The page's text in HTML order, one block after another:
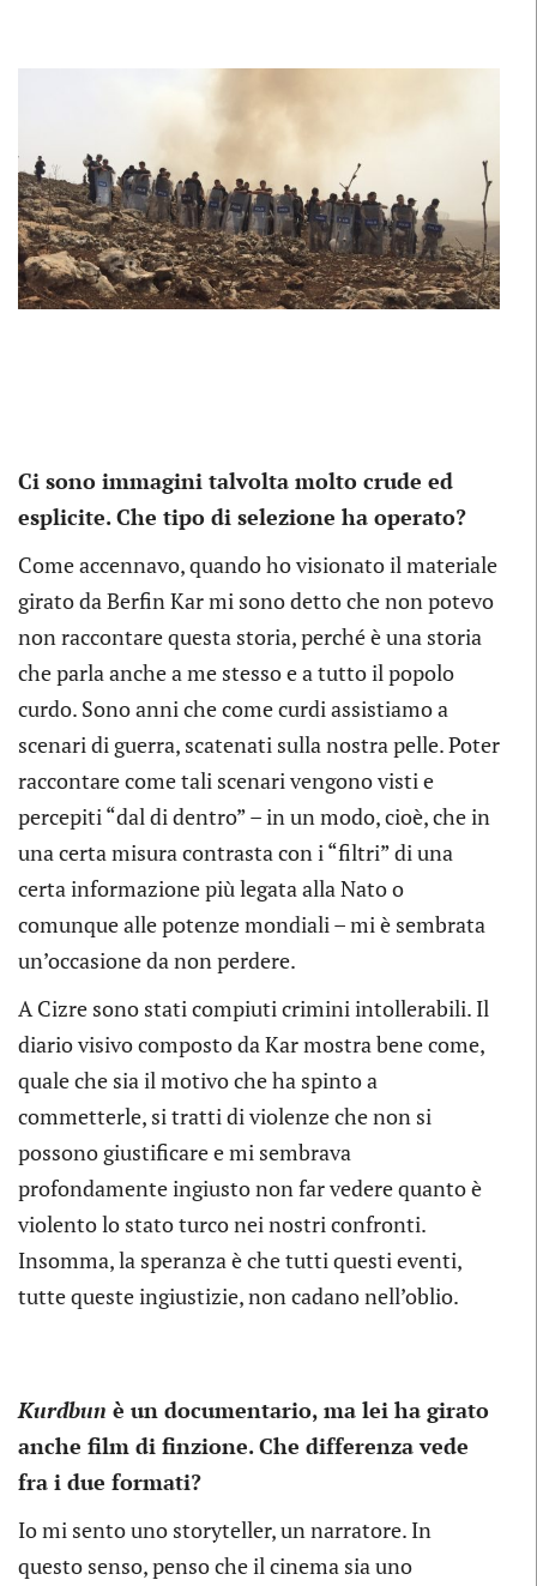
Ci sono immagini talvolta molto crude ed
esplicite. Che tipo di selezione ha operato?
Come accennavo, quando ho visionato il materiale
girato da Berfin Kar mi sono detto che non potevo
non raccontare questa storia, perché è una storia
che parla anche a me stesso e a tutto il popolo
curdo. Sono anni che come curdi assistiamo a
scenari di guerra, scatenati sulla nostra pelle. Poter
raccontare come tali scenari vengono visti e
percepiti “dal di dentro” – in un modo, cioè, che in
una certa misura contrasta con i “filtri” di una
certa informazione più legata alla Nato o
comunque alle potenze mondiali – mi è sembrata
un’occasione da non perdere.
A Cizre sono stati compiuti crimini intollerabili. Il
diario visivo composto da Kar mostra bene come,
quale che sia il motivo che ha spinto a
commetterle, si tratti di violenze che non si
possono giustificare e mi sembrava
profondamente ingiusto non far vedere quanto è
violento lo stato turco nei nostri confronti.
Insomma, la speranza è che tutti questi eventi,
tutte queste ingiustizie, non cadano nell’oblio.
Kurdbun è un documentario, ma lei ha girato
anche film di finzione. Che differenza vede
fra i due formati?
Io mi sento uno storyteller, un narratore. In
questo senso, penso che il cinema sia uno